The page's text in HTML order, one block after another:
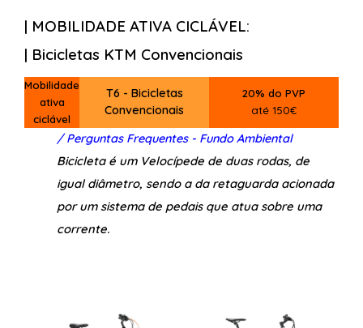
| MOBILIDADE ATIVA CICLÁVEL:
| Bicicletas KTM Convencionais
Mobilidade
ativa
ciclável
T6 - Bicicletas
Convencionais
20% do PVP
até 150€
/ Perguntas Frequentes - Fundo Ambiental
Bicicleta é um Velocípede de duas rodas, de
igual diâmetro, sendo a da retaguarda acionada
por um sistema de pedais que atua sobre uma
corrente.